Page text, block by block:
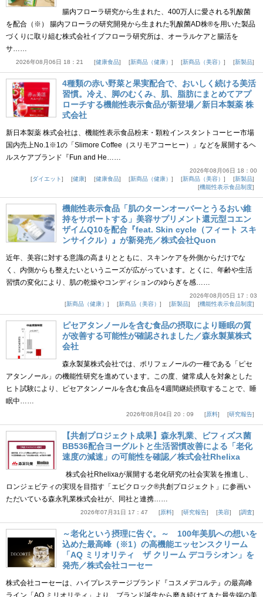
腸内フローラ研究から生まれた、400万人に愛される乳酸菌
を配合（※） 腸内フローラの研究開発から生まれた乳酸菌AD株®を用いた製品
づくりに取り組む株式会社イブフローラ研究所は、オーラルケアと腸活を
サ……
2026年08月06日 18：21 健康食品 新商品（健康） 新商品（美容） 新製品
4種類の赤い野菜と果実配合で、おいしく続ける美活
習慣。冷え、脚のむくみ、肌、脂肪にまとめてアプ
ローチする機能性表示食品が新登場／新日本製薬 株
式会社
新日本製薬 株式会社は、機能性表示食品粉末・顆粒インスタントコーヒー市場
国内売上No.1※1の「Slimore Coffee（スリモアコーヒー）」などを展開するヘ
ルスケアブランド『Fun and He……
2026年08月06日 18：00
ダイエット
健康 健康食品 新商品（健康） 新商品（美容）
新製品
機能性表示食品制度
機能性表示食品「肌のターンオーバーとうるおい維
持をサポートする」美容サプリメント還元型コエン
ザイムQ10を配合『feat. Skin cycle（フィート スキ
ンサイクル）』が新発売／株式会社Quon
近年、美容に対する意識の高まりとともに、スキンケアを外側からだけでな
く、内側からも整えたいというニーズが広がっています。とくに、年齢や生活
習慣の変化により、肌の乾燥やコンディションのゆらぎを感……
2026年08月05日 17：03
新商品（健康）
新商品（美容） 新製品 機能性表示食品制度
ピセアタンノールを含む食品の摂取により睡眠の質
が改善する可能性が確認されました／森永製菓株式
会社
森永製菓株式会社では、ポリフェノールの一種である「ピセ
アタンノール」の機能性研究を進めています。この度、健常成人を対象とした
ヒト試験により、ピセアタンノールを含む食品を4週間継続摂取することで、睡
眠中……
2026年08月04日 20：09 原料 研究報告
【共創プロジェクト成果】森永乳業、ビフィズス菌
BB536配合ヨーグルトと生活習慣改善による「老化
速度の減速」の可能性を確認／株式会社Rhelixa
株式会社Rhelixaが展開する老化研究の社会実装を推進し、
ロンジェビティの実現を目指す「エピクロック®共創プロジェクト」に参画い
ただいている森永乳業株式会社が、同社と連携……
2026年07月31日 17：47 原料 研究報告 美容 調査
～老化という摂理に告ぐ。～ 100年美肌への想いを
込めた最高峰（※1）の高機能エッセンスクリーム
「AQ ミリオリティ ザ クリーム デコラシオン」を
発売／株式会社コーセー
株式会社コーセーは、ハイプレステージブランド『コスメデコルテ』の最高峰
ライン「AQ ミリオリティ」より、ブランド誕生から磨き続けてきた最先端の美